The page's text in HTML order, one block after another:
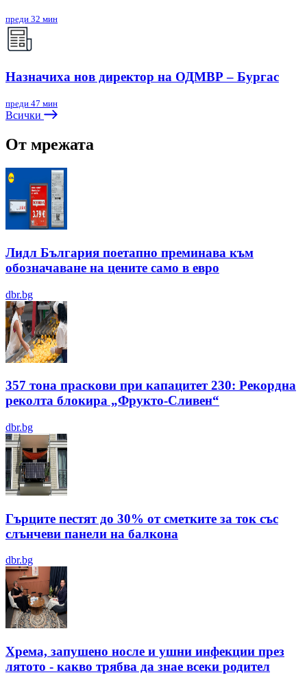
преди 32 мин
Назначиха нов директор на ОДМВР – Бургас
преди 47 мин
Всички
От мрежата
Лидл България поетапно преминава към
обозначаване на цените само в евро
dbr.bg
357 тона праскови при капацитет 230: Рекордна
реколта блокира „Фрукто-Сливен“
dbr.bg
Гърците пестят до 30% от сметките за ток със
слънчеви панели на балкона
dbr.bg
Хрема, запушено носле и ушни инфекции през
лятотo - какво трябва да знае всеки родител